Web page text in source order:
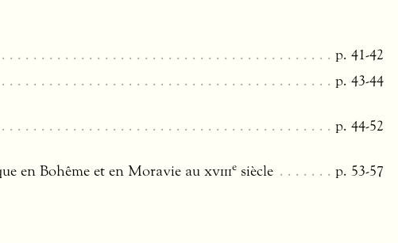
p. 41-42
p. 43-44
p. 44-52
en Bohême et en Moravie au xviiie siècle
p. 53-57